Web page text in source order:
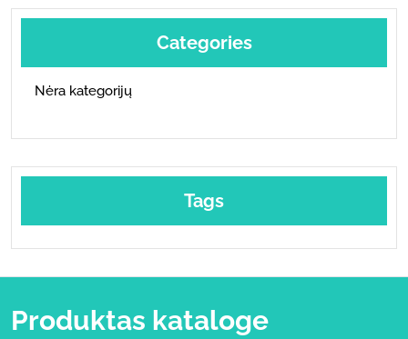
Categories
Nėra kategorijų
Tags
Produktas kataloge